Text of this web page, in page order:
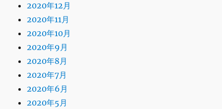
2020年12月
2020年11月
2020年10月
2020年9月
2020年8月
2020年7月
2020年6月
2020年5月